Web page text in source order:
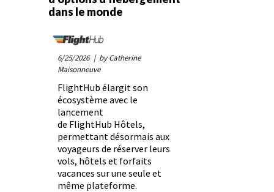
dans le monde
6/25/2026 | by Catherine
Maisonneuve
FlightHub élargit son
écosystème avec le
lancement
de FlightHub Hôtels,
permettant désormais aux
voyageurs de réserver leurs
vols, hôtels et forfaits
vacances sur une seule et
même plateforme.